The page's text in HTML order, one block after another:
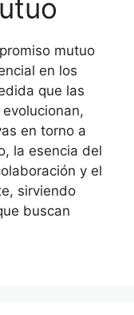
mutuo
en los
que las
en torno a
la esencia del
y el
sirviendo
buscan